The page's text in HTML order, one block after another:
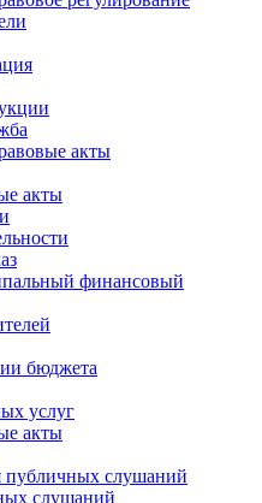
акты
акты
финансовый
бюджета
услуг
акты
публичных слушаний
слушаний